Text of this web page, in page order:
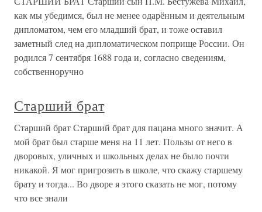
как мы убедимся, был не менее одарённым и деятельным
дипломатом, чем его младший брат, и тоже оставил
заметный след на дипломатическом поприще России. Он
родился 7 сентября 1688 года и, согласно сведениям,
собственноручно
Старший брат
Старший брат Старший брат для пацана много значит. А
мой брат был старше меня на 11 лет. Пользы от него в
дворовых, уличных и школьных делах не было почти
никакой. Я мог пригрозить в школе, что скажу старшему
брату и тогда... Во дворе я этого сказать не мог, потому
что все знали